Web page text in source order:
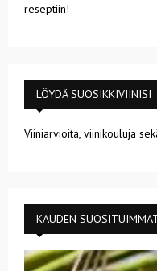
reseptiin!
LÖYDÄ SUOSIKKIVIINISI
Viiniarvioita, viinikouluja
KAUDEN